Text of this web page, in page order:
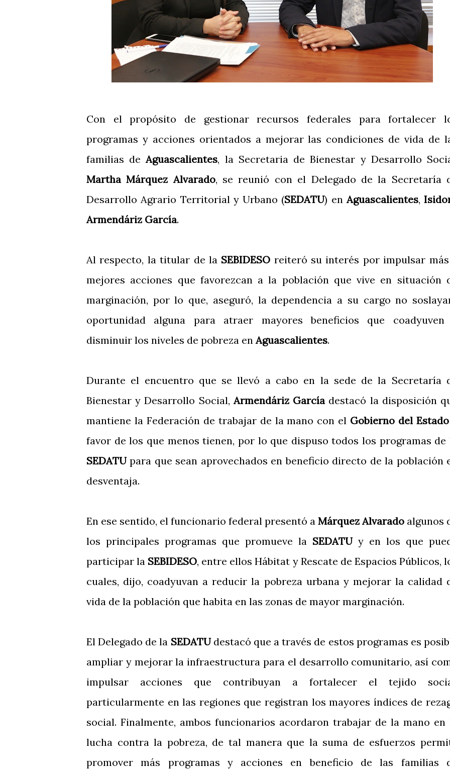
Con el propósito de gestionar recursos federales para fortalecer
programas y acciones orientados a mejorar las condiciones de vida de
familias deAguascalientes, la Secretaria de Bienestar y Desarrollo
Martha Márquez Alvarado, se reunió con el Delegado de la Secretaría
Desarrollo Agrario Territorial y Urbano (SEDATU) enAguascalientes,
Armendáriz García.
Al respecto, la titular de la SEBIDESO reiteró su interés por impulsar
mejores acciones que favorezcan a la población que vive en situación
marginación, por lo que, aseguró, la dependencia a su cargo no
oportunidad alguna para atraer mayores beneficios que
disminuir los niveles de pobreza enAguascalientes.
Durante el encuentro que se llevó a cabo en la sede de la Secretaría
Bienestar y Desarrollo Social,Armendáriz Garcíadestacó la disposición
mantiene la Federación de trabajar de la mano con el Gobierno del Estado
favor de los que menos tienen, por lo que dispuso todos los programas de
SEDATUpara que sean aprovechados en beneficio directo de la población
desventaja.
En ese sentido, el funcionario federal presentó a Márquez Alvarado algunos
los principales programas que promueve la SEDATU y en los que
participar la SEBIDESO, entre ellos Hábitat y Rescate de Espacios Públicos,
cuales, dijo, coadyuvan a reducir la pobreza urbana y mejorar la calidad
vida de la población que habita en las zonas de mayor marginación.
El Delegado de la SEDATU destacó que a través de estos programas es
ampliar y mejorar la infraestructura para el desarrollo comunitario, así
impulsar acciones que contribuyan a fortalecer el tejido
particularmente en las regiones que registran los mayores índices de
social. Finalmente, ambos funcionarios acordaron trabajar de la mano en
lucha contra la pobreza, de tal manera que la suma de esfuerzos
promover más programas y acciones en beneficio de las familias